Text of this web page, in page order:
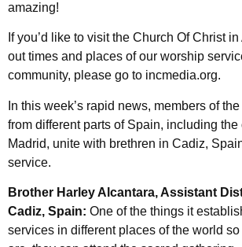
amazing!
If you’d like to visit the Church Of Christ
out times and places of our worship
community, please go to incmedia.org.
In this week’s rapid news, members of
from different parts of Spain, including the
Madrid, unite with brethren in Cadiz,
service.
Brother Harley Alcantara, Assistant
Cadiz, Spain: One of the things it
services in different places of the world